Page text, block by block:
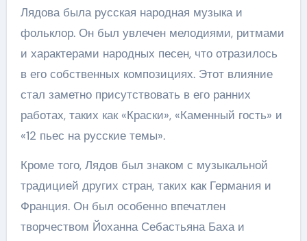
Лядова была русская народная музыка и
фольклор. Он был увлечен мелодиями, ритмами
и характерами народных песен, что отразилось
в его собственных композициях. Этот влияние
стал заметно присутствовать в его ранних
работах, таких как «Краски», «Каменный гость» и
«12 пьес на русские темы».
Кроме того, Лядов был знаком с музыкальной
традицией других стран, таких как Германия и
Франция. Он был особенно впечатлен
творчеством Йоханна Себастьяна Баха и